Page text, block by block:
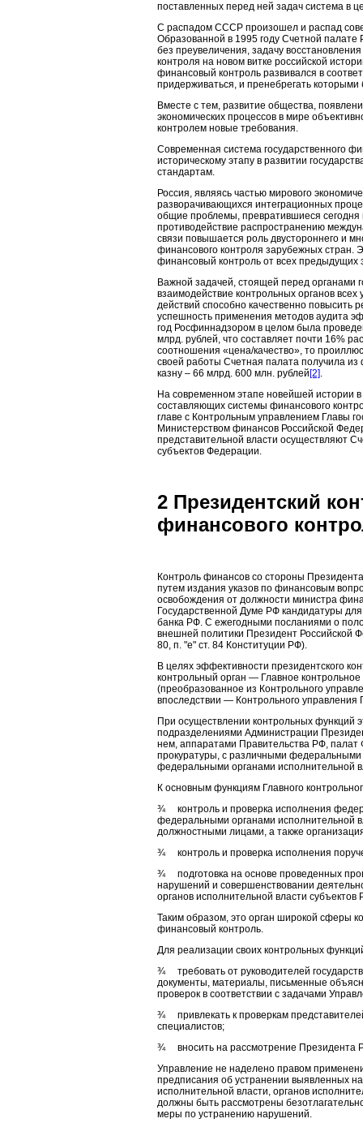
поставленных перед ней задач система в
С распадом СССР произошел и распад
Образованной в 1995 году Счетной
без преувеличения, задачу
контроля на новом витке российской
финансовый контроль развивался в
придерживаться, и пренебрегать
Вместе с тем, развитие общества,
экономических процессов в мире
контролем новые требования.
Современная система государственного
историческому этапу в развитии
стандартам.
Россия, являясь частью мирового
разворачивающихся интеграционных
общие проблемы, превратившиеся сегодня
противодействие распространению
связи повышается роль двустороннего и
финансового контроля зарубежных стран.
финансовый контроль от всех предыдущих
Важной задачей, стоящей перед органами
взаимодействие контрольных органов
действий способно качественно повысить
успешность применения методов аудита
год Росфиннадзором в целом была
млрд. рублей, что составляет почти 16%
соотношения «цена/качество», то
своей работы Счетная палата получила
казну – 66 млрд. 600 млн. рублей[2].
На современном этапе новейшей истории
составляющих системы финансового
главе с Контрольным управлением Главы
Министерством финансов Российской
представительной власти осуществляют
субъектов Федерации.
2 Президентский
финансового
Контроль финансов со стороны
путем издания указов по финансовым
освобождения от должности министра
Государственной Думе РФ кандидатуры
банка РФ. С ежегодными посланиями о
внешней политики Президент Российской
80, п. "е" ст. 84 Конституции РФ).
В целях эффективности президентского
контрольный орган — Главное
(преобразованное из Контрольного
впоследствии — Контрольного
При осуществлении контрольных функций
подразделениями Администрации
нем, аппаратами Правительства РФ, палат
прокуратуры, с различными
федеральными органами исполнительной
К основным функциям Главного
¾ контроль и проверка исполнения
федеральными органами исполнительной
должностными лицами, а также
¾ контроль и проверка исполнения
¾ подготовка на основе проведенных
нарушений и совершенствовании
органов исполнительной власти субъектов
Таким образом, это орган широкой сферы
финансовый контроль.
Для реализации своих контрольных
¾ требовать от руководителей
документы, материалы, письменные
проверок в соответствии с задачами
¾ привлекать к проверкам
специалистов;
¾ вносить на рассмотрение Президента
Управление не наделено правом
предписания об устранении выявленных
исполнительной власти, органов
должны быть рассмотрены
меры по устранению нарушений.